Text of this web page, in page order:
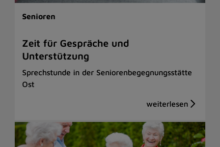
Senioren
Zeit für Gespräche und
Unterstützung
Sprechstunde in der Seniorenbegegnungsstätte
Ost